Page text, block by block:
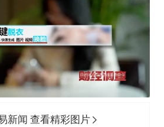
新闻 查看精彩图片